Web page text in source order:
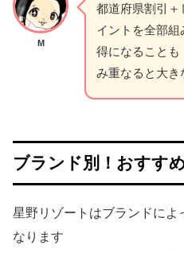
M
都道府県割引＋
イントを全部
得になること
み重なると大
ブランド別！おすす
星野リゾートはブランドに
なります